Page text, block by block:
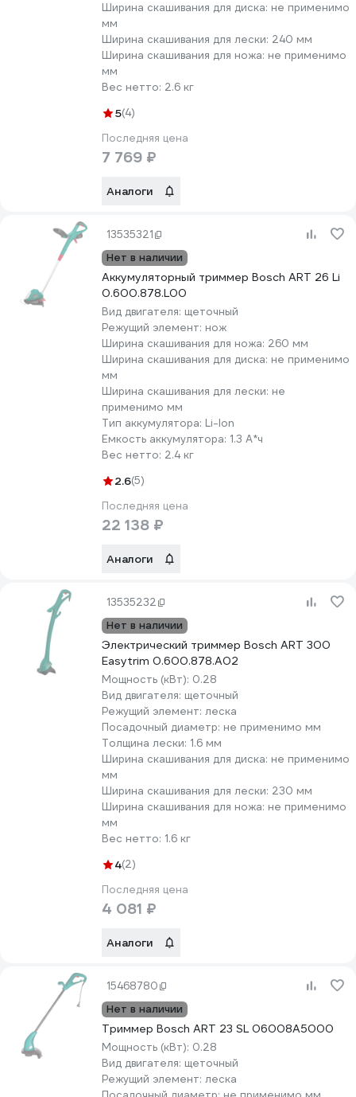
Ширина скашивания для диска: не применимо
мм
Ширина скашивания для лески: 240 мм
Ширина скашивания для ножа: не применимо
мм
Вес нетто: 2.6 кг
5(4)
Последняя цена
7 769 ₽
Аналоги
13535321
Нет в наличии
Аккумуляторный триммер Bosch ART 26 Li
0.600.878.L00
Вид двигателя: щеточный
Режущий элемент: нож
Ширина скашивания для ножа: 260 мм
Ширина скашивания для диска: не применимо
мм
Ширина скашивания для лески: не
применимо мм
Тип аккумулятора: Li-lon
Емкость аккумулятора: 1.3 А*ч
Вес нетто: 2.4 кг
2.6(5)
Последняя цена
22 138 ₽
Аналоги
13535232
Нет в наличии
Электрический триммер Bosch ART 300
Easytrim 0.600.878.A02
Мощность (кВт): 0.28
Вид двигателя: щеточный
Режущий элемент: леска
Посадочный диаметр: не применимо мм
Толщина лески: 1.6 мм
Ширина скашивания для диска: не применимо
мм
Ширина скашивания для лески: 230 мм
Ширина скашивания для ножа: не применимо
мм
Вес нетто: 1.6 кг
4(2)
Последняя цена
4 081 ₽
Аналоги
15468780
Нет в наличии
Триммер Bosch ART 23 SL 06008A5000
Мощность (кВт): 0.28
Вид двигателя: щеточный
Режущий элемент: леска